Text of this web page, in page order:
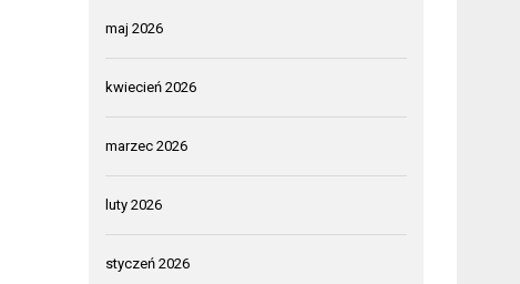
maj 2026
kwiecień 2026
marzec 2026
luty 2026
styczeń 2026